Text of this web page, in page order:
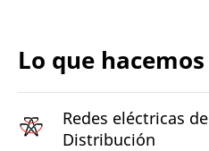
Lo que hacemos
Redes eléctricas de
Distribución